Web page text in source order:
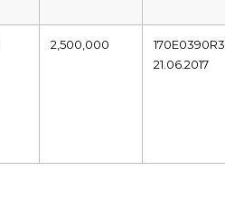
2,500,000
21.06.2017